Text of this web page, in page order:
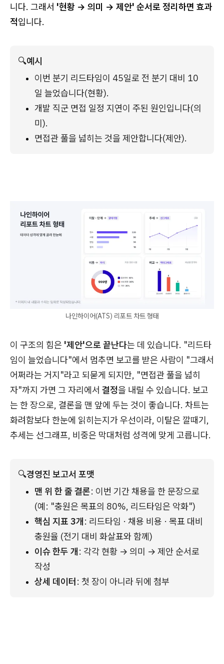
니다. 그래서 '현황 → 의미 → 제안' 순서로 정리하면 효과
적입니다.
🔍예시
이번 분기 리드타임이 45일로 전 분기 대비 10
일 늘었습니다(현황).
개발 직군 면접 일정 지연이 주된 원인입니다(의
미).
면접관 풀을 넓히는 것을 제안합니다(제안).
나인하이어(ATS) 리포트 차트 형태
이 구조의 힘은 '제안'으로 끝난다는 데 있습니다. "리드타
임이 늘었습니다"에서 멈추면 보고를 받은 사람이 "그래서
어쩌라는 거지"라고 되묻게 되지만, "면접관 풀을 넓히
자"까지 가면 그 자리에서 결정을 내릴 수 있습니다. 보고
는 한 장으로, 결론을 맨 앞에 두는 것이 좋습니다. 차트는
화려함보다 한눈에 읽히는지가 우선이라, 이탈은 깔때기,
추세는 선그래프, 비중은 막대처럼 성격에 맞게 고릅니다.
🔍경영진 보고서 포맷
맨 위 한 줄 결론: 이번 기간 채용을 한 문장으로
(예: "충원은 목표의 80%, 리드타임은 악화")
핵심 지표 3개: 리드타임 · 채용 비용 · 목표 대비
충원율 (전기 대비 화살표와 함께)
이슈 한두 개: 각각 현황 → 의미 → 제안 순서로
작성
상세 데이터: 첫 장이 아니라 뒤에 첨부